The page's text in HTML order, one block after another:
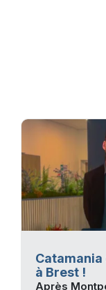
à Brest !
Après